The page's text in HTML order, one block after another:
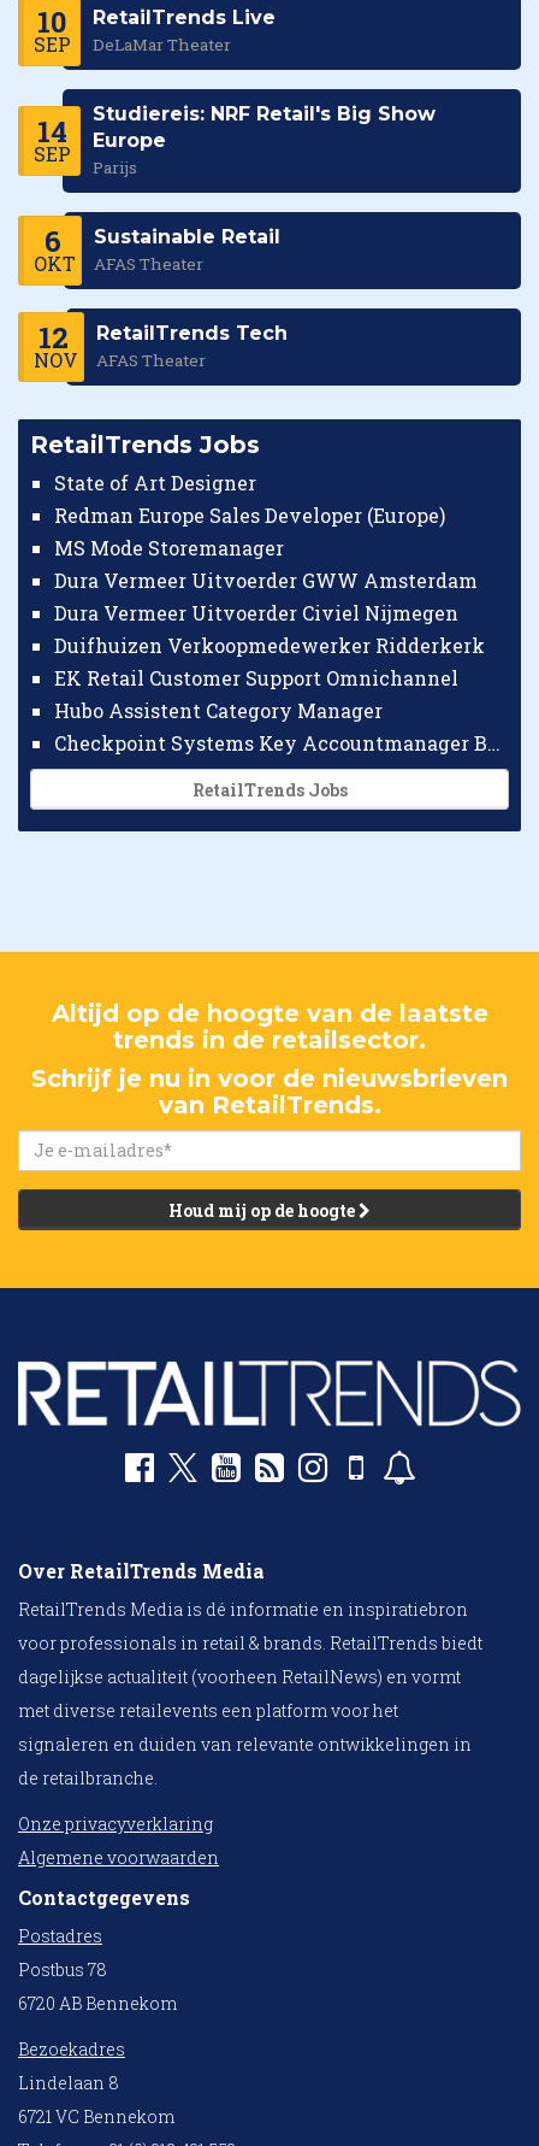
10
SEP
RetailTrends Live
DeLaMar Theater
14
SEP
Studiereis: NRF Retail's Big Show
Europe
Parijs
6
OKT
Sustainable Retail
AFAS Theater
12
NOV
RetailTrends Tech
AFAS Theater
RetailTrends Jobs
State of Art Designer
Redman Europe Sales Developer (Europe)
MS Mode Storemanager
Dura Vermeer Uitvoerder GWW Amsterdam
Dura Vermeer Uitvoerder Civiel Nijmegen
Duifhuizen Verkoopmedewerker Ridderkerk
EK Retail Customer Support Omnichannel
Hubo Assistent Category Manager
Checkpoint Systems Key Accountmanager Benelux
RetailTrends Jobs
Altijd op de hoogte van de laatste
trends in de retailsector.
Schrijf je nu in voor de nieuwsbrieven
van RetailTrends.
Houd mij op de hoogte
Over RetailTrends Media
RetailTrends Media is dé informatie en inspiratiebron
voor professionals in retail & brands. RetailTrends biedt
dagelijkse actualiteit (voorheen RetailNews) en vormt
met diverse retailevents een platform voor het
signaleren en duiden van relevante ontwikkelingen in
de retailbranche.
Onze privacyverklaring
Algemene voorwaarden
Contactgegevens
Postadres
Postbus 78
6720 AB Bennekom
Bezoekadres
Lindelaan 8
6721 VC Bennekom